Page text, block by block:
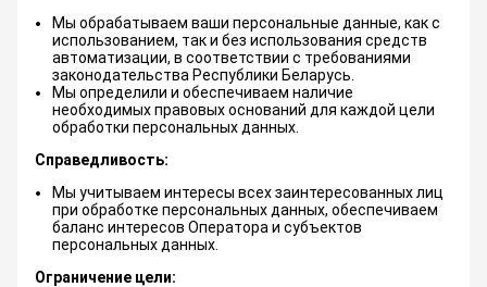
Мы обрабатываем ваши персональные данные, как с
использованием, так и без использования средств
автоматизации, в соответствии с требованиями
законодательства Республики Беларусь.
Мы определили и обеспечиваем наличие
необходимых правовых оснований для каждой цели
обработки персональных данных.
Справедливость:
Мы учитываем интересы всех заинтересованных лиц
при обработке персональных данных, обеспечиваем
баланс интересов Оператора и субъектов
персональных данных.
Ограничение цели: